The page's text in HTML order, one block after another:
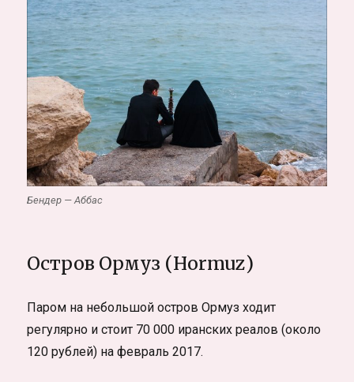
Бендер — Аббас
Остров Ормуз (Hormuz)
Паром на небольшой остров Ормуз ходит
регулярно и стоит 70 000 иранских реалов (около
120 рублей) на февраль 2017.